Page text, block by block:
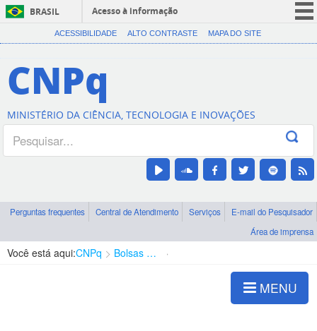
BRASIL
Acesso à informação
CORONAVÍRUS (COVID-19)
Canais
ACESSIBILIDADE ALTO CONTRASTE MAPA DO SITE
CNPq
MINISTÉRIO DA CIÊNCIA, TECNOLOGIA E INOVAÇÕES
Perguntas frequentes Central de Atendimento Serviços
E-mail do Pesquisador
Área de imprensa
Você está aqui:CNPq Bolsas e Auxílios Vigentes
MENU